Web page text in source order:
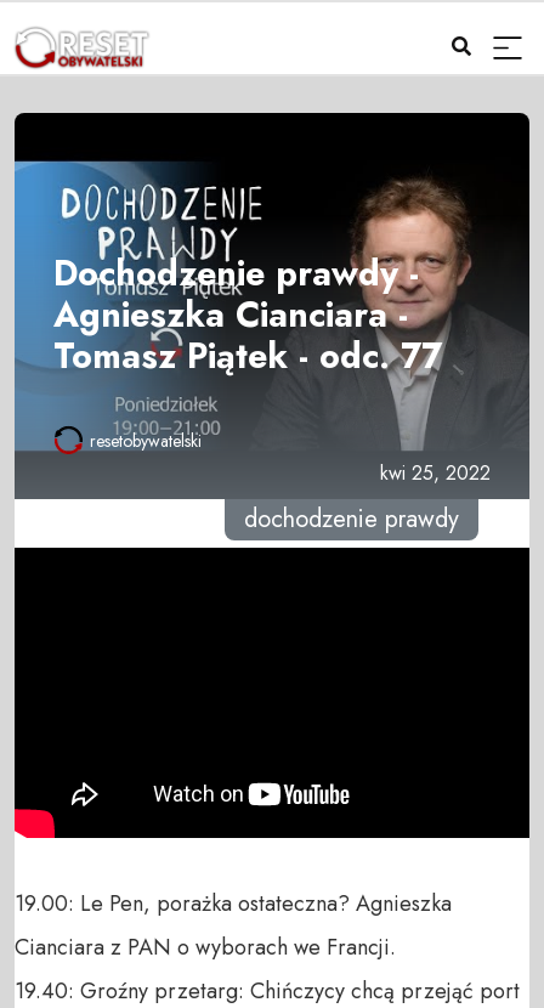
Dochodzenie prawdy -
Agnieszka Cianciara -
Tomasz Piątek - odc. 77
resetobywatelski
kwi 25, 2022
dochodzenie prawdy
19.00: Le Pen, porażka ostateczna? Agnieszka
Cianciara z PAN o wyborach we Francji.
19.40: Groźny przetarg: Chińczycy chcą przejąć port